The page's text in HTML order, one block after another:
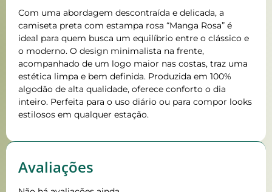
Com uma abordagem descontraída e delicada, a
camiseta preta com estampa rosa “Manga Rosa” é
ideal para quem busca um equilíbrio entre o clássico e
o moderno. O design minimalista na frente,
acompanhado de um logo maior nas costas, traz uma
estética limpa e bem definida. Produzida em 100%
algodão de alta qualidade, oferece conforto o dia
inteiro. Perfeita para o uso diário ou para compor looks
estilosos em qualquer estação.
Avaliações